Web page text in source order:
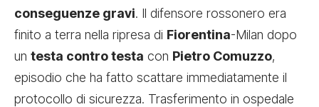
conseguenze gravi. Il difensore rossonero era
finito a terra nella ripresa di Fiorentina-Milan dopo
un testa contro testa con Pietro Comuzzo,
episodio che ha fatto scattare immediatamente il
protocollo di sicurezza. Trasferimento in ospedale